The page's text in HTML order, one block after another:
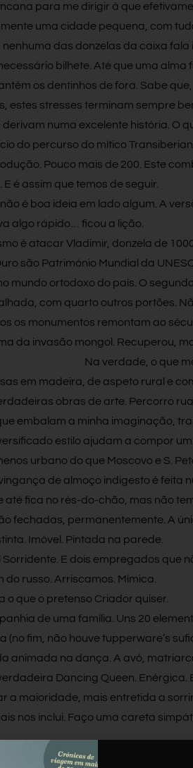
para me dirigir à que
uma cidade pequena, com
nenhuma das donzelas da caixa
bilhete. Até que uma alma
os dentinhos de fora. Sabe que,
estes stresses terminam sempre
numa excelente história. O
do percurso do mítico
Pouco mais de 200. Este
é assim que temos de seguir.
é boa ideia em lado algum. A
algo rápido… ficou a lição.
é atacar Vladimir, donzela de
são Património Mundial da
mundo ortodoxo do país. O
com quarto outros portões.
os monumentos remontam ao
da invasão mongol. Recuperou,
Na verdade, o que
em madeira, de aspeto rural e
obras de arte. Percorro
embalam a minha imaginação,
estilo ajudam a compor
urbano do que Moscovo e S.
de almoço indigesto é feita
até fica no rés-do-chão, mas não
fechadas, permanentemente. A
Imóvel. Pintada na parede.
Sorridente. E dois empregados que
do russo. Arriscamos. Mímica.
o que o pretenso Criador quiser.
de uma família. Uns 20
(no fim, não houve tupperware’s
animada na dança. A avó,
Dancing Queen. Enérgica.
a maioridade, mais entretida a
nos inclui. Faço uma careta
nos para o Dia D: um dos